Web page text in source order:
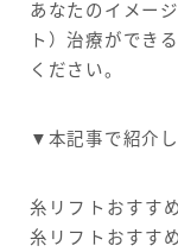
あなたのイメー
ト）治療ができ
ください。
▼本記事で紹介
糸リフトおすす
糸リフトおすす